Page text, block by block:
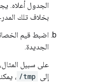
الجدول أعلاه.
بخلاف تلك
اضبط قيم
الجديدة.
على سبيل
إلى /tmp ،